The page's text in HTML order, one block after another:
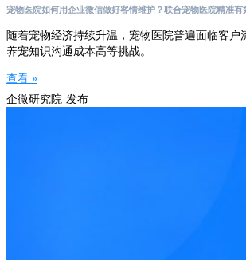
宠物医院如何用企业微信做好客情维护？联合宠物医院精准有
随着宠物经济持续升温，宠物医院普遍面临客户
养宠知识沟通成本高等挑战。
查看 »
企微研究院-发布